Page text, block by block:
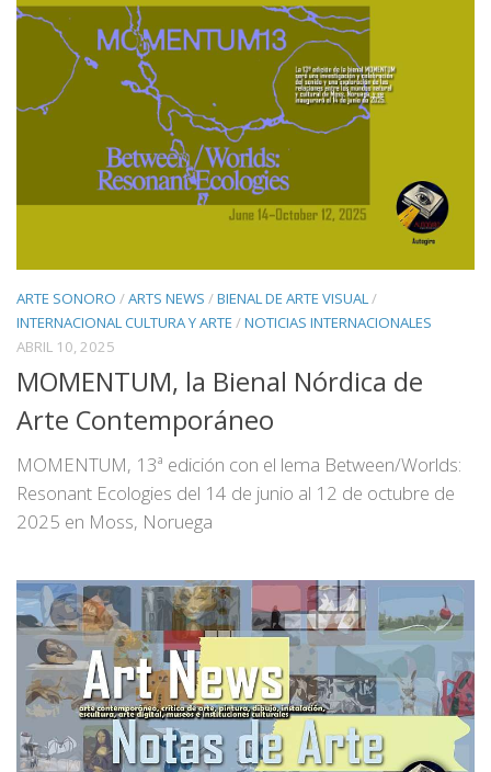
ARTE SONORO /ARTS NEWS /BIENAL DE ARTE VISUAL /
INTERNACIONAL CULTURA Y ARTE /NOTICIAS INTERNACIONALES
ABRIL 10, 2025
MOMENTUM, la Bienal Nórdica de
Arte Contemporáneo
MOMENTUM, 13ª edición con el lema Between/Worlds:
Resonant Ecologies del 14 de junio al 12 de octubre de
2025 en Moss, Noruega